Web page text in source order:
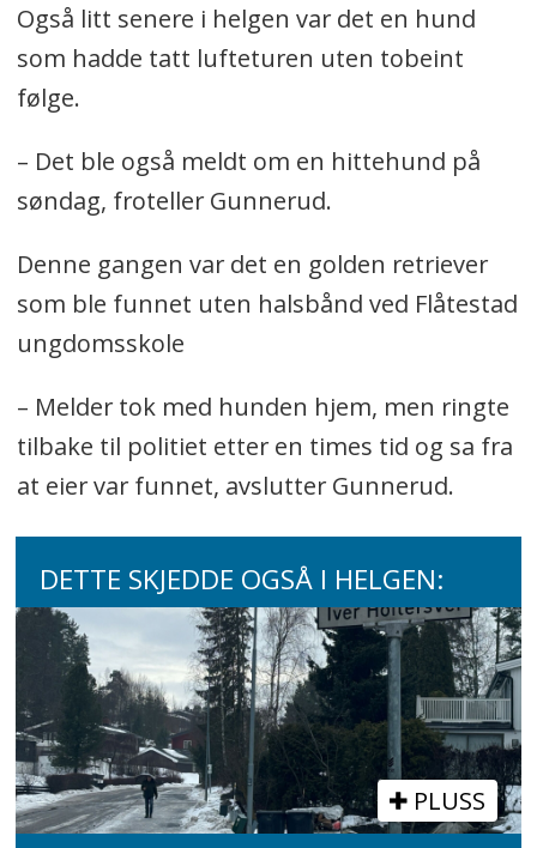
Også litt senere i helgen var det en hund
som hadde tatt lufteturen uten tobeint
følge.
– Det ble også meldt om en hittehund på
søndag, froteller Gunnerud.
Denne gangen var det en golden retriever
som ble funnet uten halsbånd ved Flåtestad
ungdomsskole
– Melder tok med hunden hjem, men ringte
tilbake til politiet etter en times tid og sa fra
at eier var funnet, avslutter Gunnerud.
DETTE SKJEDDE OGSÅ I HELGEN:
PLUSS